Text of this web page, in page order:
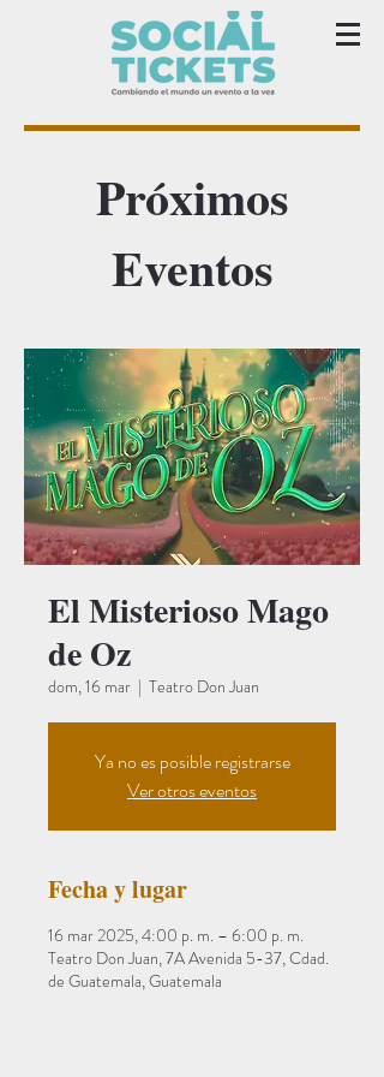
El Misterioso Mago
de Oz
dom, 16 mar
  |
Teatro Don Juan
Ya no es posible registrarse
Ver otros eventos
Fecha y lugar
16 mar 2025, 4:00 p. m. – 6:00 p. m.
Teatro Don Juan, 7A Avenida 5-37, Cdad.
de Guatemala, Guatemala
Próximos
Eventos